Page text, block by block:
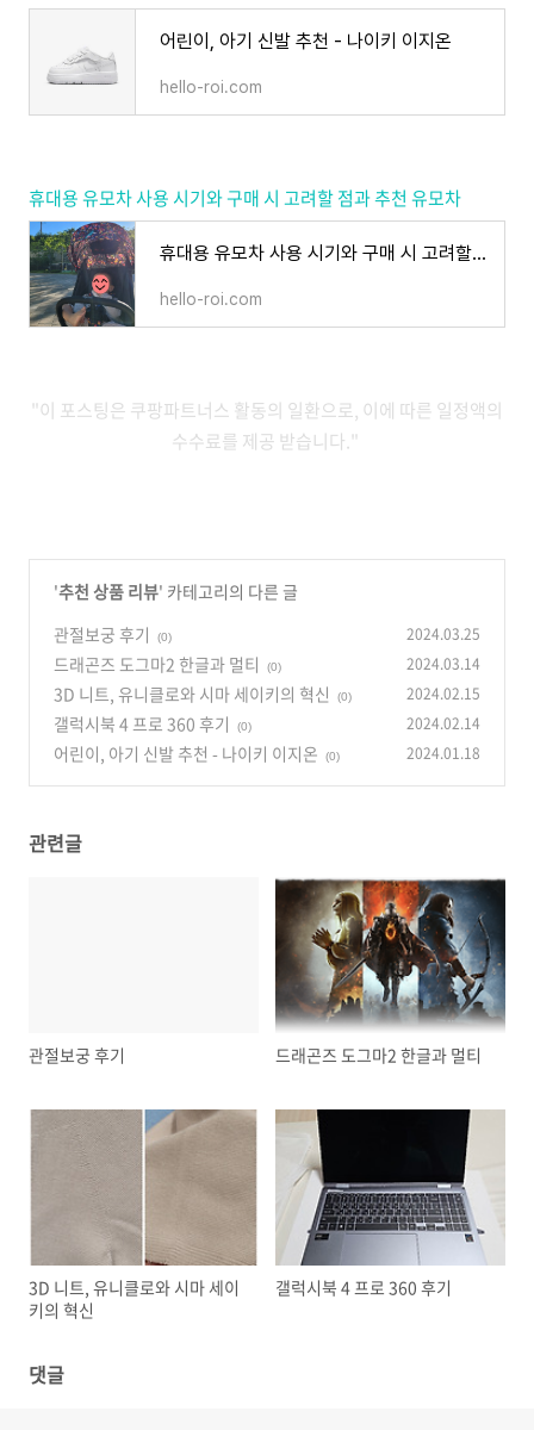
어린이, 아기 신발 추천 - 나이키 이지온
hello-roi.com
휴대용 유모차 사용 시기와 구매 시 고려할 점과 추천 유모차
휴대용 유모차 사용 시기와 구매 시 고려할 점과 추천 유모차
hello-roi.com
"이 포스팅은 쿠팡파트너스 활동의 일환으로, 이에 따른 일정액의
수수료를 제공 받습니다."
'추천 상품 리뷰' 카테고리의 다른 글
관절보궁 후기
(0) 2024.03.25
드래곤즈 도그마2 한글과 멀티 (0) 2024.03.14
3D 니트, 유니클로와 시마 세이키의 혁신 (0) 2024.02.15
갤럭시북 4 프로 360 후기 (0) 2024.02.14
어린이, 아기 신발 추천 - 나이키 이지온 (0) 2024.01.18
관련글
관절보궁 후기 드래곤즈 도그마2 한글과 멀티
3D 니트, 유니클로와 시마 세이
키의 혁신
갤럭시북 4 프로 360 후기
댓글